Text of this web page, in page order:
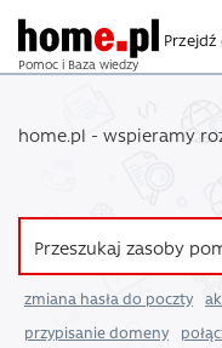
Pomoc i Baza wiedzy
home.pl - wspieramy
zmiana hasła do poczty
przypisanie domeny